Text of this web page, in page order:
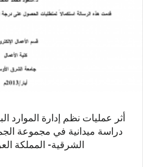
أثر عمليات نظم إدارة الموارد
دراسة ميدانية في مجموعة
الشرقية- المملكة